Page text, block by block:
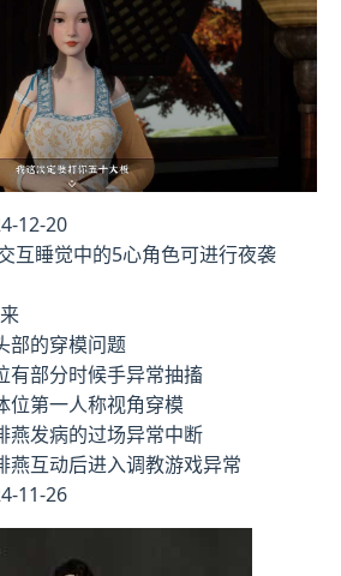
12-20
互睡觉中的5心角色可进行夜袭
部的穿模问题
有部分时候手异常抽搐
位第一人称视角穿模
燕发病的过场异常中断
燕互动后进入调教游戏异常
11-26